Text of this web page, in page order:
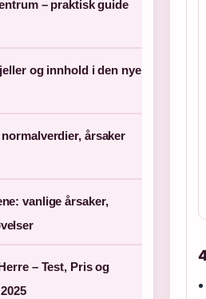
– praktisk guide
og innhold i den nye
årsaker
vanlige årsaker,
– Test, Pris og